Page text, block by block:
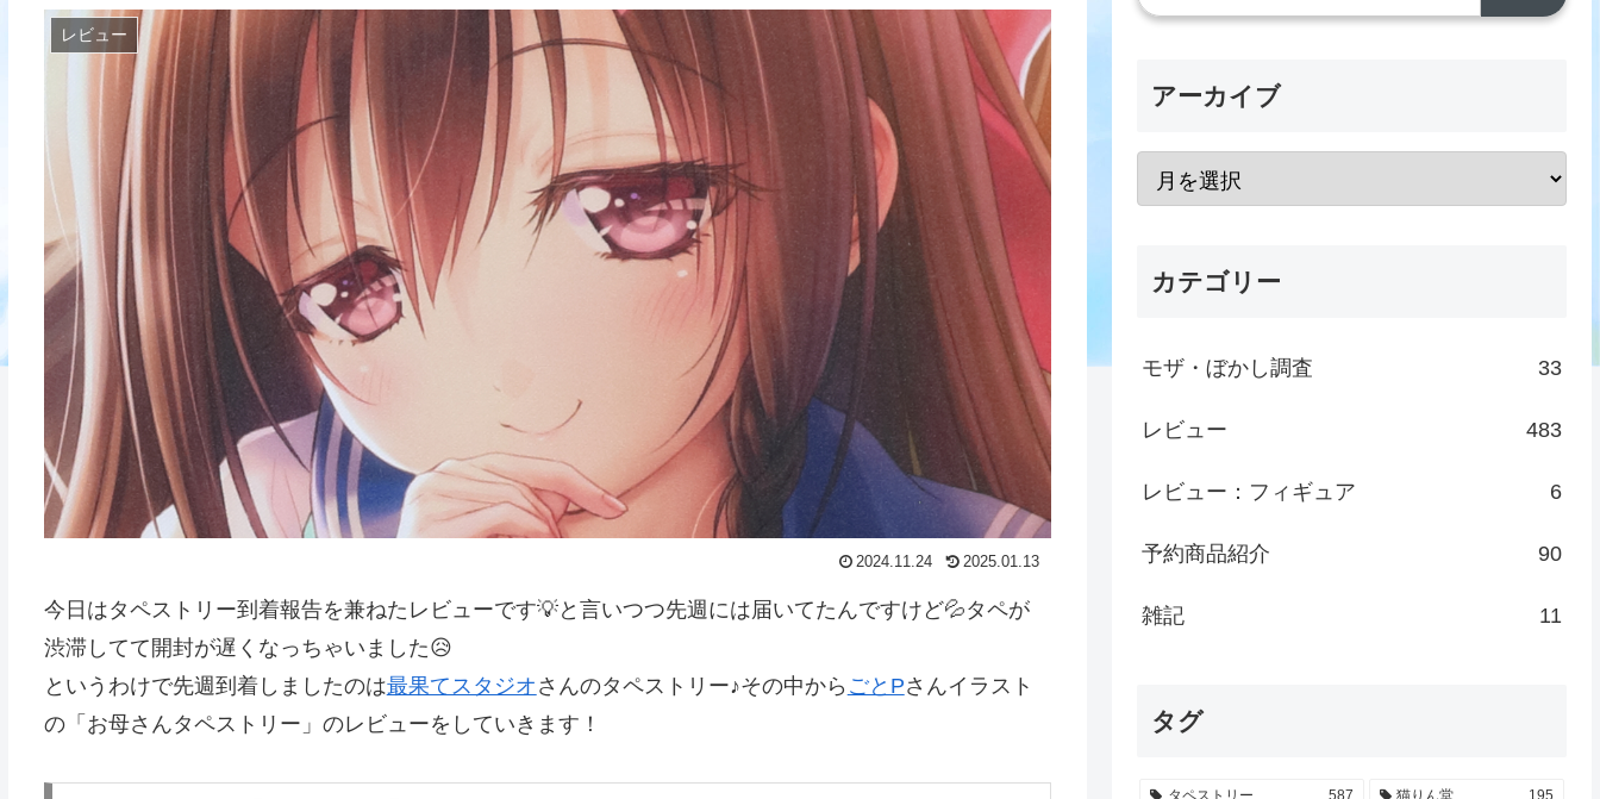
レビュー
2024.11.24 2025.01.13
今日はタペストリー到着報告を兼ねたレビューです💡と言いつつ先週には届いてたんですけど💦タペが
渋滞してて開封が遅くなっちゃいました😥
というわけで先週到着しましたのは最果てスタジオ さんのタペストリー♪その中から ごとPさんイラスト
の「お母さんタペストリー」のレビューをしていきます！
アーカイブ
カテゴリー
モザ・ぼかし調査 33
レビュー 483
レビュー：フィギュア 6
予約商品紹介 90
雑記 11
タグ
タペストリー 587 猫りん堂 195